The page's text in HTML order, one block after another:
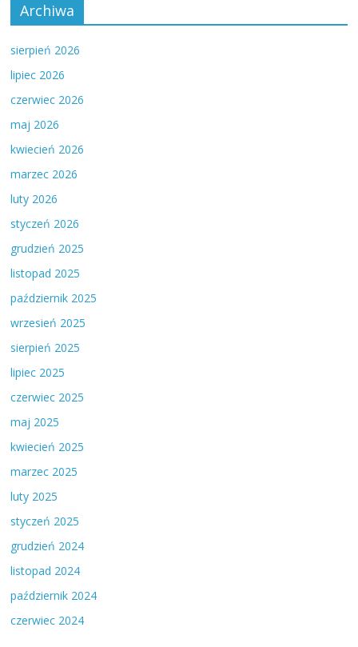
Archiwa
sierpień 2026
lipiec 2026
czerwiec 2026
maj 2026
kwiecień 2026
marzec 2026
luty 2026
styczeń 2026
grudzień 2025
listopad 2025
październik 2025
wrzesień 2025
sierpień 2025
lipiec 2025
czerwiec 2025
maj 2025
kwiecień 2025
marzec 2025
luty 2025
styczeń 2025
grudzień 2024
listopad 2024
październik 2024
czerwiec 2024